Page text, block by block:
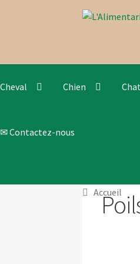
Aller
Aller
Cheval Chien
✉ Contactez-nous
Accueil